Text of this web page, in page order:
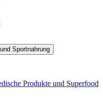
Produkte und Superfood